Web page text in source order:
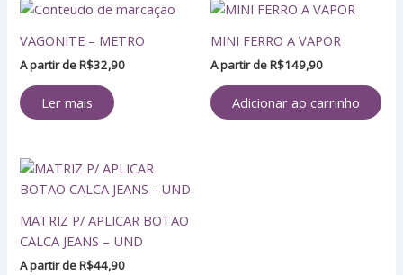
VAGONITE – METRO
A partir deR$32,90
Ler mais
MINI FERRO A VAPOR
A partir deR$149,90
Adicionar ao carrinho
MATRIZ P/ APLICAR BOTAO
CALCA JEANS – UND
A partir deR$44,90